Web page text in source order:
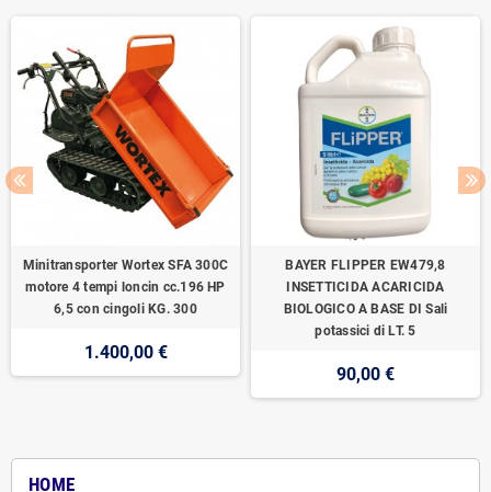
HOME
Minitransporter Wortex SFA 300C
motore 4 tempi loncin cc.196 HP
6,5 con cingoli KG. 300
1.400,00 €
BAYER FLIPPER EW479,8
INSETTICIDA ACARICIDA
BIOLOGICO A BASE DI Sali
potassici di LT. 5
90,00 €